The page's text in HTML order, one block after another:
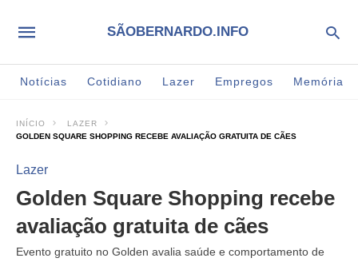
SÃOBERNARDO.INFO
Notícias Cotidiano Lazer Empregos Memória
INÍCIO
LAZER
GOLDEN SQUARE SHOPPING RECEBE AVALIAÇÃO GRATUITA DE CÃES
Lazer
Golden Square Shopping recebe
avaliação gratuita de cães
Evento gratuito no Golden avalia saúde e comportamento de